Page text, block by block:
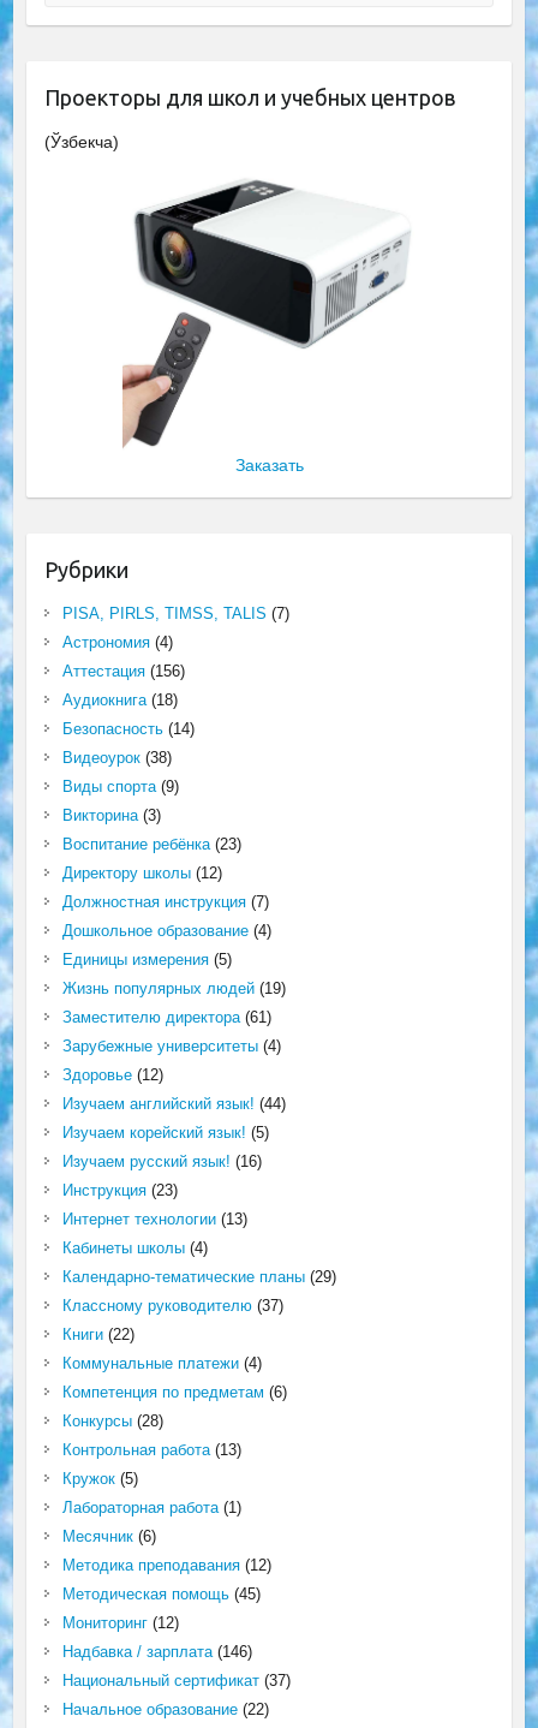
Проекторы для школ и учебных центров
(Ўзбекча)
Заказать
Рубрики
PISA, PIRLS, TIMSS, TALIS (7)
Астрономия(4)
Аттестация(156)
Аудиокнига(18)
Безопасность(14)
Видеоурок(38)
Виды спорта(9)
Викторина(3)
Воспитание ребёнка(23)
Директору школы(12)
Должностная инструкция(7)
Дошкольное образование(4)
Единицы измерения(5)
Жизнь популярных людей(19)
Заместителю директора(61)
Зарубежные университеты(4)
Здоровье(12)
Изучаем английский язык! (44)
Изучаем корейский язык! (5)
Изучаем русский язык! (16)
Инструкция(23)
Интернет технологии(13)
Кабинеты школы(4)
Календарно-тематические планы(29)
Классному руководителю(37)
Книги(22)
Коммунальные платежи(4)
Компетенция по предметам (6)
Конкурсы(28)
Контрольная работа(13)
Кружок(5)
Лабораторная работа(1)
Месячник(6)
Методика преподавания(12)
Методическая помощь(45)
Мониторинг(12)
Надбавка / зарплата(146)
Национальный сертификат(37)
Начальное образование(22)